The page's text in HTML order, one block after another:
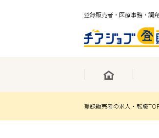
登録販売者・医療事務・調
登録販売者の求人・転職